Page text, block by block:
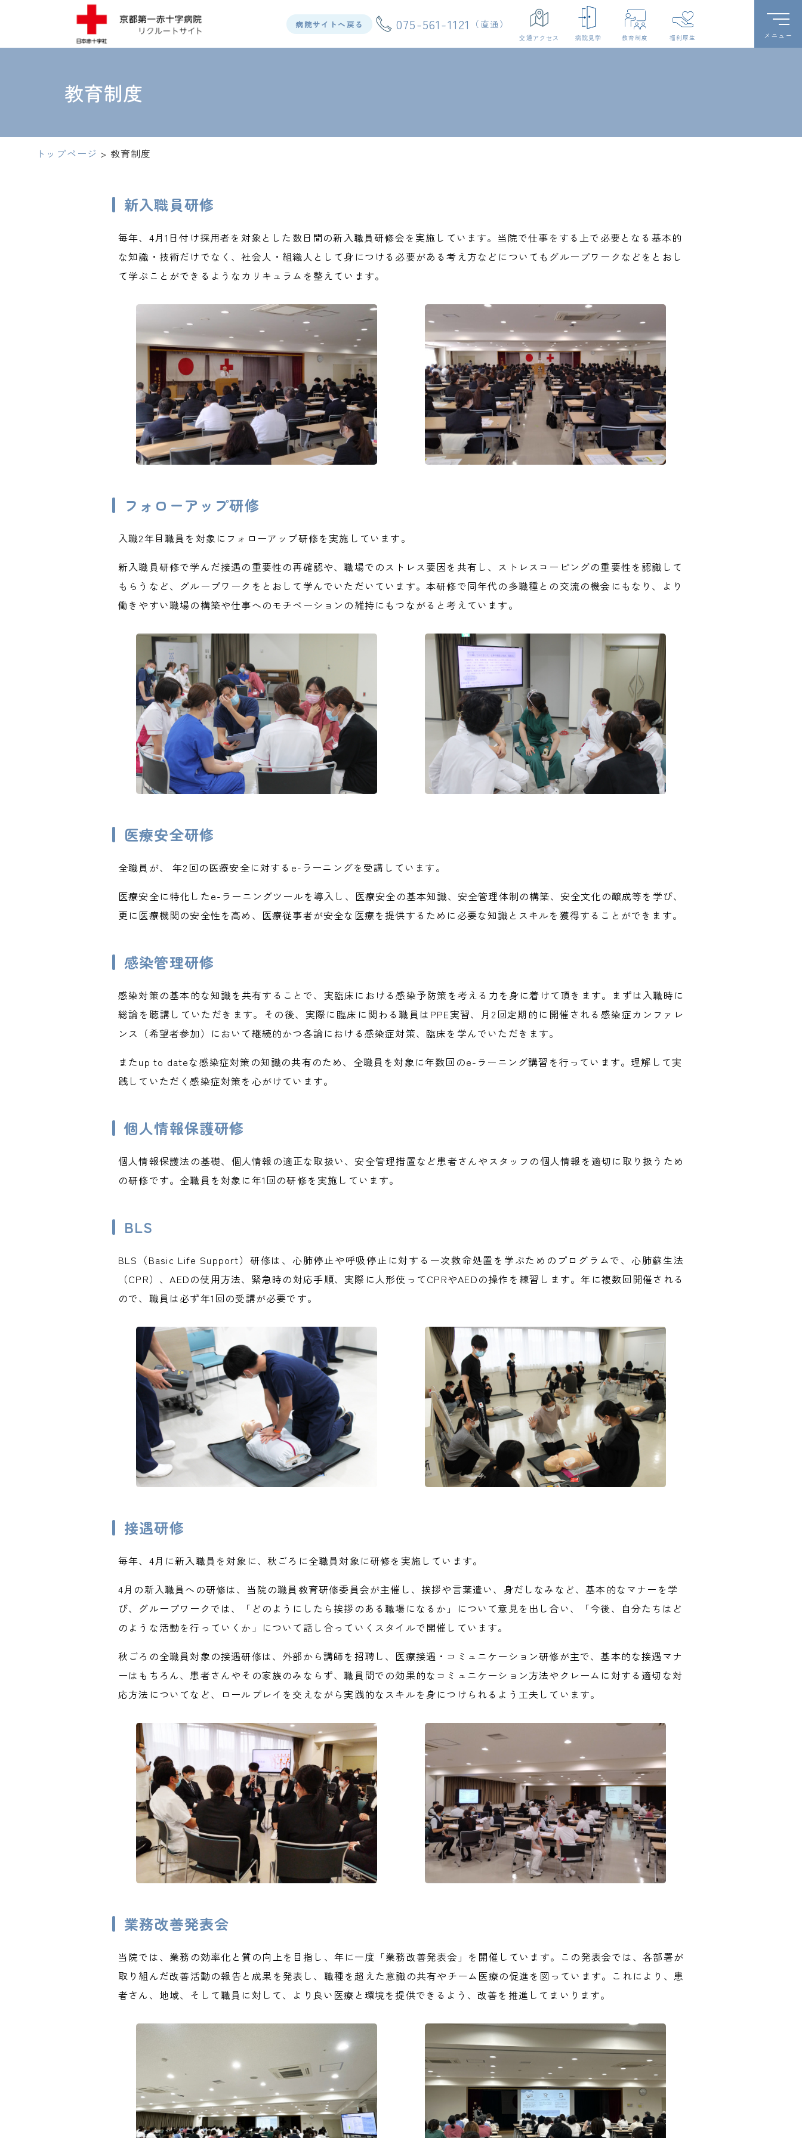
病院サイトへ戻る 075-561-1121
教育制度 福利厚生
教育制度
トップページ > 教育制度
新入職員研修
毎年、4月1日付け採用者を対象とした数日間の新入職員研修会を実施しています。当院で仕事をする上で必要となる基本的
な知識・技術だけでなく、社会人・組織人として身につける必要がある考え方などについてもグループワークなどをとおし
て学ぶことができるようなカリキュラムを整えています。
フォローアップ研修
入職2年目職員を対象にフォローアップ研修を実施しています。
新入職員研修で学んだ接遇の重要性の再確認や、職場でのストレス要因を共有し、ストレスコーピングの重要性を認識して
もらうなど、グループワークをとおして学んでいただいています。本研修で同年代の多職種との交流の機会にもなり、より
働きやすい職場の構築や仕事へのモチベーションの維持にもつながると考えています。
医療安全研修
全職員が、 年2回の医療安全に対するe-ラーニングを受講しています。
医療安全に特化したe-ラーニングツールを導入し、医療安全の基本知識、安全管理体制の構築、安全文化の醸成等を学び、
更に医療機関の安全性を高め、医療従事者が安全な医療を提供するために必要な知識とスキルを獲得することができます。
感染管理研修
感染対策の基本的な知識を共有することで、実臨床における感染予防策を考える力を身に着けて頂きます。まずは入職時に
総論を聴講していただきます。その後、実際に臨床に関わる職員はPPE実習、月2回定期的に開催される感染症カンファレ
ンス（希望者参加）において継続的かつ各論における感染症対策、臨床を学んでいただきます。
またup to dateな感染症対策の知識の共有のため、全職員を対象に年数回のe-ラーニング講習を行っています。理解して実
践していただく感染症対策を心がけています。
個人情報保護研修
個人情報保護法の基礎、個人情報の適正な取扱い、安全管理措置など患者さんやスタッフの個人情報を適切に取り扱うため
の研修です。全職員を対象に年1回の研修を実施しています。
BLS
BLS（Basic Life Support）研修は、心肺停止や呼吸停止に対する一次救命処置を学ぶためのプログラムで、心肺蘇生法
（CPR）、AEDの使用方法、緊急時の対応手順、実際に人形使ってCPRやAEDの操作を練習します。年に複数回開催される
ので、職員は必ず年1回の受講が必要です。
接遇研修
毎年、4月に新入職員を対象に、秋ごろに全職員対象に研修を実施しています。
4月の新入職員への研修は、当院の職員教育研修委員会が主催し、挨拶や言葉遣い、身だしなみなど、基本的なマナーを学
び、グループワークでは、「どのようにしたら挨拶のある職場になるか」について意見を出し合い、「今後、自分たちはど
のような活動を行っていくか」について話し合っていくスタイルで開催しています。
秋ごろの全職員対象の接遇研修は、外部から講師を招聘し、医療接遇・コミュニケーション研修が主で、基本的な接遇マナ
ーはもちろん、患者さんやその家族のみならず、職員間での効果的なコミュニケーション方法やクレームに対する適切な対
応方法についてなど、ロールプレイを交えながら実践的なスキルを身につけられるよう工夫しています。
業務改善発表会
当院では、業務の効率化と質の向上を目指し、年に一度「業務改善発表会」を開催しています。この発表会では、各部署が
取り組んだ改善活動の報告と成果を発表し、職種を超えた意識の共有やチーム医療の促進を図っています。これにより、患
者さん、地域、そして職員に対して、より良い医療と環境を提供できるよう、改善を推進してまいります。